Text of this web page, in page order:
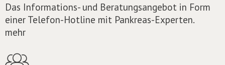
Das Informations- und Beratungsangebot in Form
einer Telefon-Hotline mit Pankreas-Experten.
mehr